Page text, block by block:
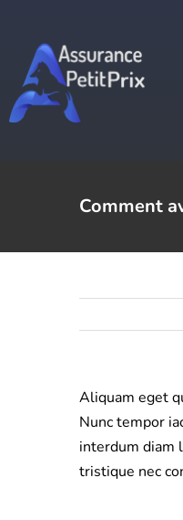
contenu
Comment
Aliquam eget
Nunc tempor
interdum diam
tristique nec